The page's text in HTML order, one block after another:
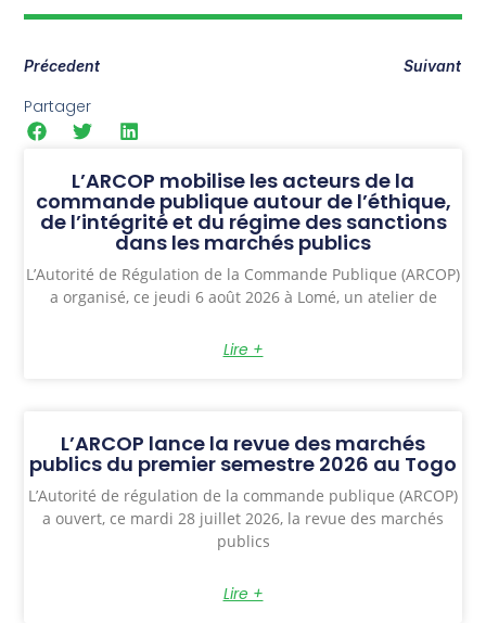
Précedent Suivant
Partager
L’ARCOP mobilise les acteurs de la
commande publique autour de l’éthique,
de l’intégrité et du régime des sanctions
dans les marchés publics
L’Autorité de Régulation de la Commande Publique (ARCOP)
a organisé, ce jeudi 6 août 2026 à Lomé, un atelier de
Lire +
L’ARCOP lance la revue des marchés
publics du premier semestre 2026 au Togo
L’Autorité de régulation de la commande publique (ARCOP)
a ouvert, ce mardi 28 juillet 2026, la revue des marchés
publics
Lire +